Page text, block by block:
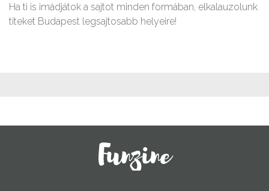
Ha ti is imádjátok a sajtot minden formában, elkalauzolunk
titeket Budapest legsajtosabb helyeire!